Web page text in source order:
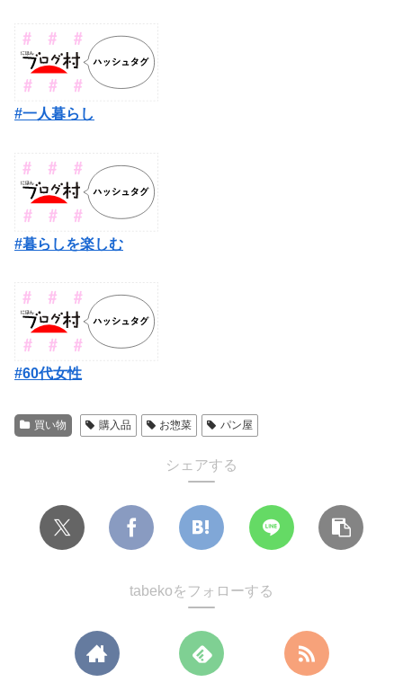
#一人暮らし
#暮らしを楽しむ
#60代女性
買い物 購入品 お惣菜 パン屋
シェアする
tabekoをフォローする